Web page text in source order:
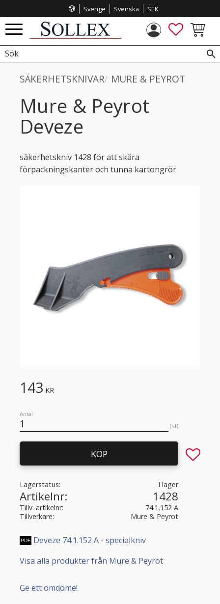
Meny
Sverige Svenska SEK
FAVORITER
SÄKERHETSKNIVAR MURE & PEYROT
Mure & Peyrot
Deveze
säkerhetskniv 1428 för att skära
förpackningskanter och tunna kartongrör
143 KR
Antal
st
KÖP Lägg till
Lagerstatus I lager
Artikelnr 1428
Tillv. artikelnr
74.1.152 A
Tillverkare
Mure & Peyrot
Deveze 74.1.152 A - specialkniv
Visa alla produkter från Mure & Peyrot
Ge ett omdöme!